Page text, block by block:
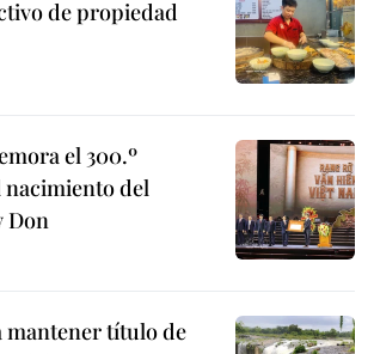
de propiedad
el 300.º
del
Don
mantener título de